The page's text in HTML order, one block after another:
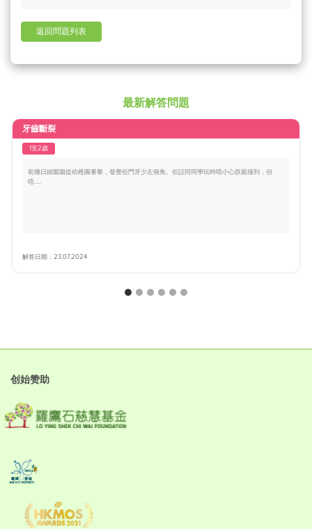
返回問題列表
最新解答問題
牙齒斷裂
1至2歲
前幾日細囡囡從幼稚園番黎，發覺佢門牙少左個角。佢話同同學玩時唔小心跌親撞到，但
唔.....
解答日期：23.07.2024
创始赞助